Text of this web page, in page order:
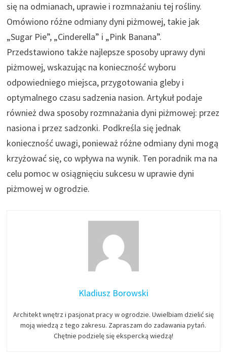
się na odmianach, uprawie i rozmnażaniu tej rośliny.
Omówiono różne odmiany dyni piżmowej, takie jak
„Sugar Pie”, „Cinderella” i „Pink Banana”.
Przedstawiono także najlepsze sposoby uprawy dyni
piżmowej, wskazując na konieczność wyboru
odpowiedniego miejsca, przygotowania gleby i
optymalnego czasu sadzenia nasion. Artykuł podaje
również dwa sposoby rozmnażania dyni piżmowej: przez
nasiona i przez sadzonki. Podkreśla się jednak
konieczność uwagi, ponieważ różne odmiany dyni mogą
krzyżować się, co wpływa na wynik. Ten poradnik ma na
celu pomoc w osiągnięciu sukcesu w uprawie dyni
piżmowej w ogrodzie.
Kladiusz Borowski
Architekt wnętrz i pasjonat pracy w ogrodzie. Uwielbiam dzielić się
moją wiedzą z tego zakresu. Zapraszam do zadawania pytań.
Chętnie podzielę się ekspercką wiedzą!